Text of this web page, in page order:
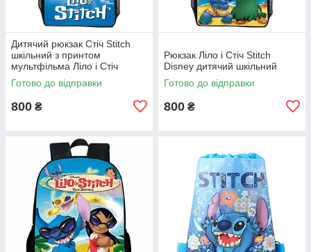
Дитячий рюкзак Стіч Stitch
шкільний з принтом
мультфільма Ліло і Стіч
Готово до відправки
800 ₴
Рюкзак Ліло і Стіч Stitch
Disney дитячий шкільний
Готово до відправки
800 ₴